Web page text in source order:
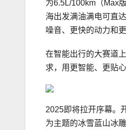
为6.5L/100km（Max
海出发满油满电可直
噪音、更快的动力和
在智能出行的大赛道
求，用更智能、更贴
2025即将拉开序幕。
为主题的冰雪蓝山冰